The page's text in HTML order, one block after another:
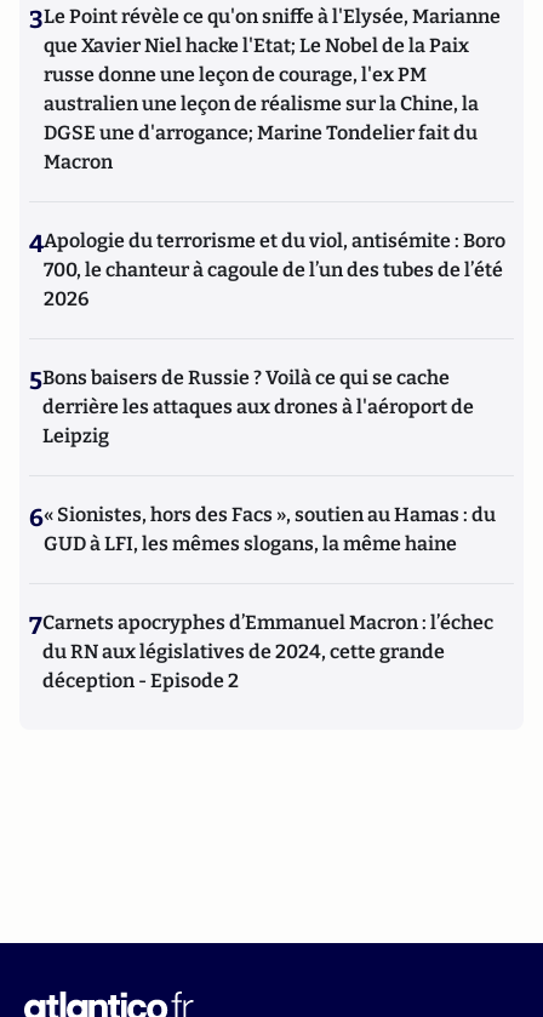
3Le Point révèle ce qu'on sniffe à l'Elysée, Marianne
que Xavier Niel hacke l'Etat; Le Nobel de la Paix
russe donne une leçon de courage, l'ex PM
australien une leçon de réalisme sur la Chine, la
DGSE une d'arrogance; Marine Tondelier fait du
Macron
4Apologie du terrorisme et du viol, antisémite : Boro
700, le chanteur à cagoule de l’un des tubes de l’été
2026
5Bons baisers de Russie ? Voilà ce qui se cache
derrière les attaques aux drones à l'aéroport de
Leipzig
6« Sionistes, hors des Facs », soutien au Hamas : du
GUD à LFI, les mêmes slogans, la même haine
7Carnets apocryphes d’Emmanuel Macron : l’échec
du RN aux législatives de 2024, cette grande
déception - Episode 2